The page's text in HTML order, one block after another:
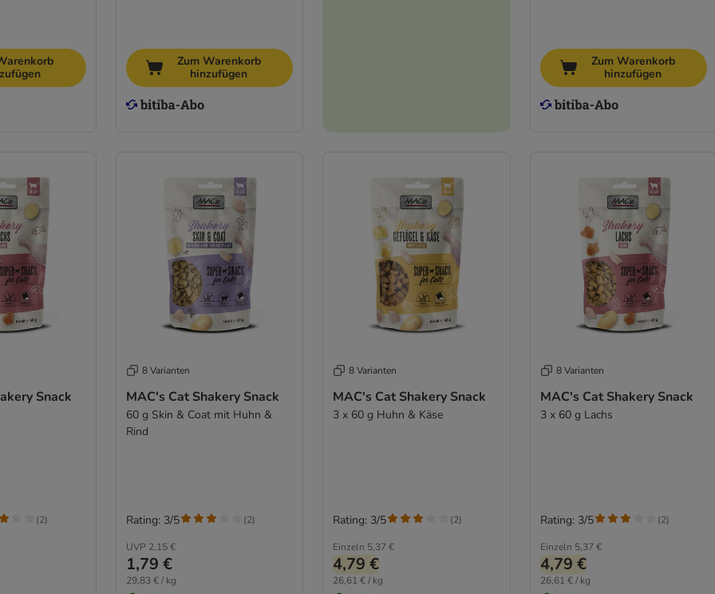
Zum Warenkorb
hinzufügen
Zum Warenkorb
hinzufügen
Snack
(2)
8 Varianten
MAC's Cat Shakery Snack
60 g Skin & Coat mit Huhn &
Rind
UVP 2,15 €
1,79 €
29,83 € / kg
Rating: 3/5 (2)
8 Varianten
MAC's Cat Shakery Snack
3 x 60 g Huhn & Käse
Einzeln 5,37 €
4,79 €
26,61 € / kg
Rating: 3/5 (2)
8 Varianten
MAC's Cat Shakery Snack
3 x 60 g Lachs
Einzeln 5,37 €
4,79 €
26,61 € / kg
Rating: 3/5 (2)